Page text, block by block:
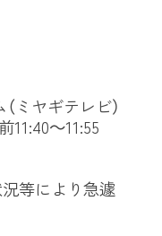
ミヤギテレビ）
11:40～11:55
等により急遽